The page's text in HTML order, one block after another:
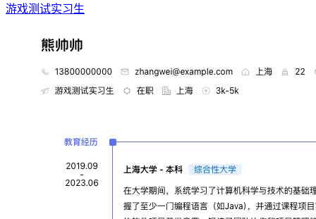
游戏测试实习生